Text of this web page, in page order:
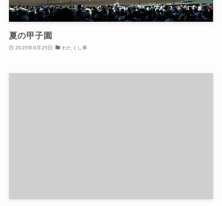
夏の甲子園
2025年8月25日 わたくし事